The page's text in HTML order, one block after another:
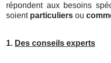
répondent aux besoins
soient particuliers ou
1. Des conseils experts